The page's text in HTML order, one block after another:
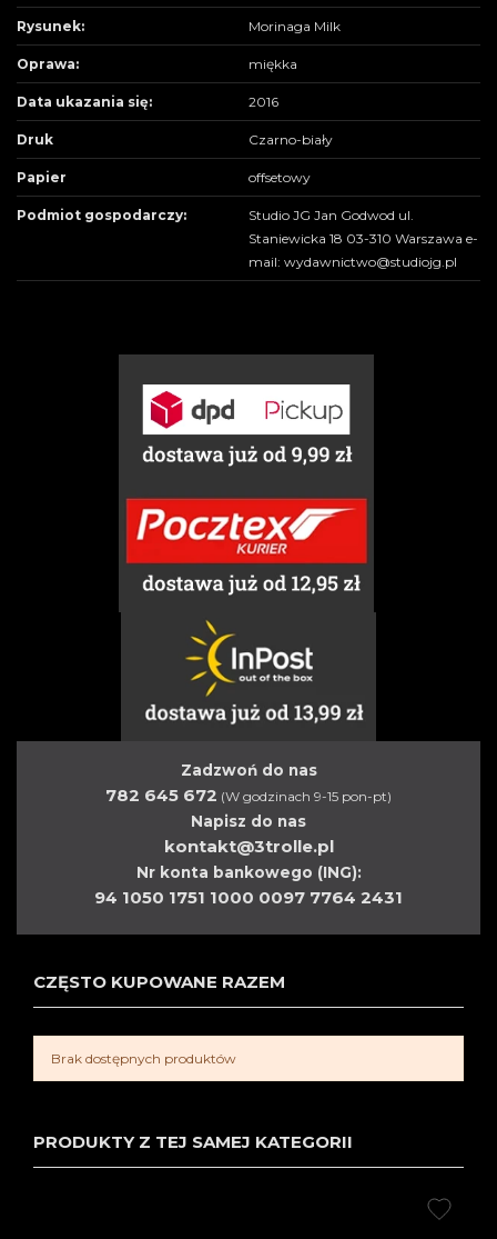
Rysunek: Morinaga Milk
Oprawa: miękka
Data ukazania się: 2016
Druk Czarno-biały
Papier offsetowy
Podmiot gospodarczy:
Studio JG Jan Godwod ul.
Staniewicka 18 03-310 Warszawa e-
mail: wydawnictwo@studiojg.pl
Zadzwoń do nas
782 645 672 (W godzinach 9-15 pon-pt)
Napisz do nas
kontakt@3trolle.pl
Nr konta bankowego (ING):
94 1050 1751 1000 0097 7764 2431
CZĘSTO KUPOWANE RAZEM
Brak dostępnych produktów
PRODUKTY Z TEJ SAMEJ KATEGORII